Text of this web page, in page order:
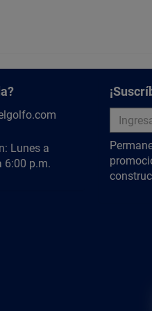
y descubre más
Lunes a
6:00 p.m.